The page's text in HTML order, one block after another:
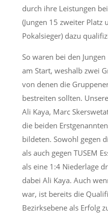
durch ihre Leistungen
(Jungen 15 zweiter Platz
Pokalsieger) dazu
So waren bei den
am Start, weshalb zwei
von denen die
bestreiten sollten.
Ali Kaya, Marc
die beiden
bildeten. Sowohl gegen
als auch gegen TUSEM
als eine 1:4 Niederlage
dabei Ali Kaya. Auch
war, ist bereits die
Bezirksebene als Erfolg